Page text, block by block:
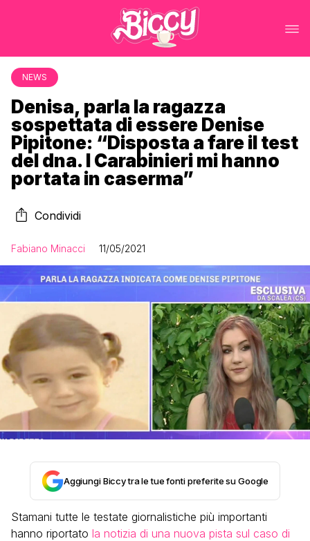
NEWS
Denisa, parla la ragazza
sospettata di essere Denise
Pipitone: “Disposta a fare il test
del dna. I Carabinieri mi hanno
portata in caserma”
Condividi
Fabiano Minacci 11/05/2021
Aggiungi Biccy tra le tue fonti preferite su Google
Stamani tutte le testate giornalistiche più importanti
hanno riportato la notizia di una nuova pista sul caso di